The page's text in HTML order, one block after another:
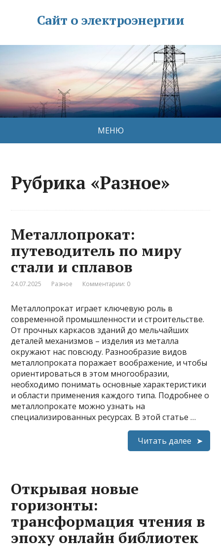
Сайт о электроэнергии
МЕНЮ
Рубрика «Разное»
Металлопрокат:
путеводитель по миру
стали и сплавов
24.07.2025 Разное Комментарии: 0
Металлопрокат играет ключевую роль в
современной промышленности и строительстве.
От прочных каркасов зданий до мельчайших
деталей механизмов – изделия из металла
окружают нас повсюду. Разнообразие видов
металлопроката поражает воображение, и чтобы
ориентироваться в этом многообразии,
необходимо понимать основные характеристики
и области применения каждого типа. Подробнее о
металлопрокате можно узнать на
специализированных ресурсах. В этой статье …
Читать далее
Открывая новые
горизонты:
трансформация чтения в
эпоху онлайн библиотек